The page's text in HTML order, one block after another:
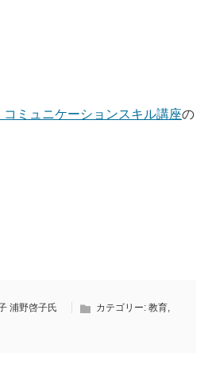
コミュニケーションスキル講座の
浦野啓子氏 カテゴリー: 教育,